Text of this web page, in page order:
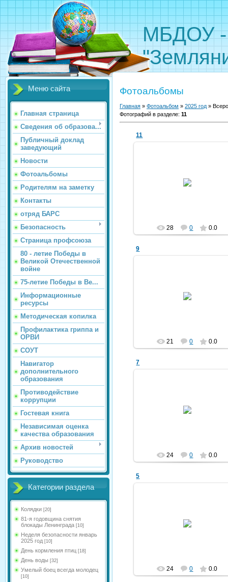
МБДОУ -
Меню сайта
Главная страница
Сведения об образова...
Публичный доклад
заведующий
Новости
Фотоальбомы
Родителям на заметку
Контакты
отряд БАРС
Безопасность
Страница профсоюза
80 - летие Победы в
Великой Отечественной
войне
75-летие Победы в Ве...
Информационные
ресурсы
Методическая копилка
Профилактика гриппа и
ОРВИ
СОУТ
Навигатор
дополнительного
образования
Противодействие
коррупции
Гостевая книга
Независимая оценка
качества образования
Архив новостей
Руководство
Категории раздела
Колядки [20]
81-я годовщина снятия
блокады Ленинграда [10]
Неделя безопасности январь
2025 год [10]
День кормления птиц [18]
День воды [32]
Умелый боец всегда молодец
[10]
Фотоальбомы
Главная » Фотоальбом » 2025 год »
Фотографий в разделе: 11
11
28 0 0.0
9
21 0 0.0
7
24 0 0.0
5
24 0 0.0